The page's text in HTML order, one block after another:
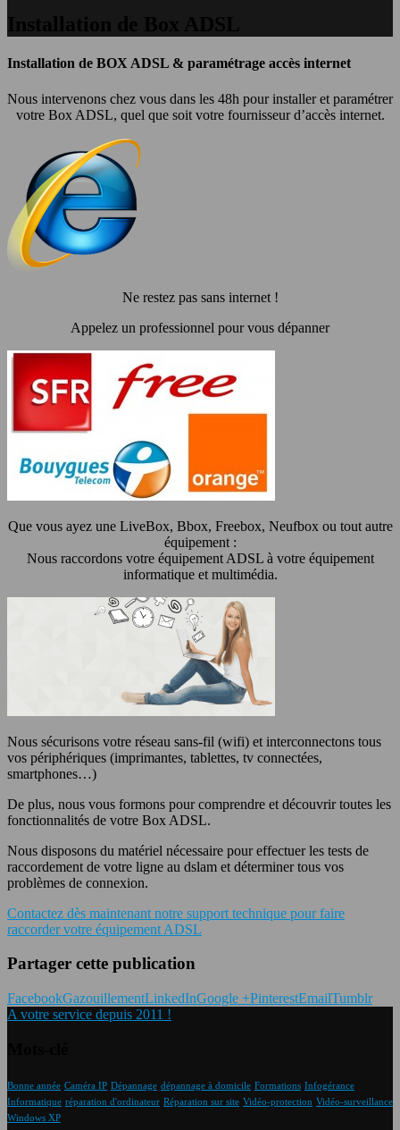
Installation de BOX ADSL & paramétrage accès internet
Nous intervenons chez vous dans les 48h pour installer et paramétrer
votre Box ADSL, quel que soit votre fournisseur d’accès internet.
Ne restez pas sans internet !
Appelez un professionnel pour vous dépanner
Que vous ayez une LiveBox, Bbox, Freebox, Neufbox ou tout autre
équipement :
Nous raccordons votre équipement ADSL à votre équipement
informatique et multimédia.
Nous sécurisons votre réseau sans-fil (wifi) et interconnectons tous
vos périphériques (imprimantes, tablettes, tv connectées,
smartphones…)
De plus, nous vous formons pour comprendre et découvrir toutes les
fonctionnalités de votre Box ADSL.
Nous disposons du matériel nécessaire pour effectuer les tests de
raccordement de votre ligne au dslam et déterminer tous vos
problèmes de connexion.
Contactez dès maintenant notre support technique pour faire
raccorder votre équipement ADSL
Partager cette publication
FacebookGazouillementLinkedInGoogle +PinterestEmailTumblr
A votre service depuis 2011 !
Bonne année Caméra IP Dépannage dépannage à domicile Formations Infogérance
Informatique réparation d'ordinateur Réparation sur site Vidéo-protection Vidéo-surveillance
Windows XP